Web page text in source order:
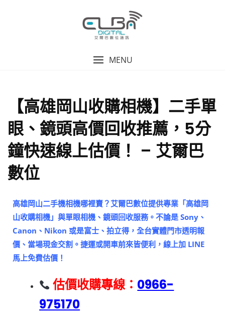
MENU
【高雄岡山收購相機】二手單
眼、鏡頭高價回收推薦，5分
鐘快速線上估價！ – 艾爾巴
數位
高雄岡山二手機相機哪裡賣？艾爾巴數位提供專業「高雄岡
山收購相機」與單眼相機、鏡頭回收服務。不論是 Sony、
Canon、Nikon 或是富士、拍立得，全台實體門市透明報
價、當場現金交割。捷運或開車前來皆便利，線上加 LINE
馬上免費估價！
估價收購專線： 0966-
975170